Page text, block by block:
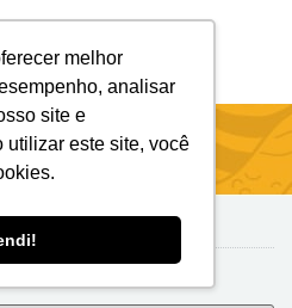
melhor
analisar
site e
utilizar este site, você
DE ANOTAÇÕES